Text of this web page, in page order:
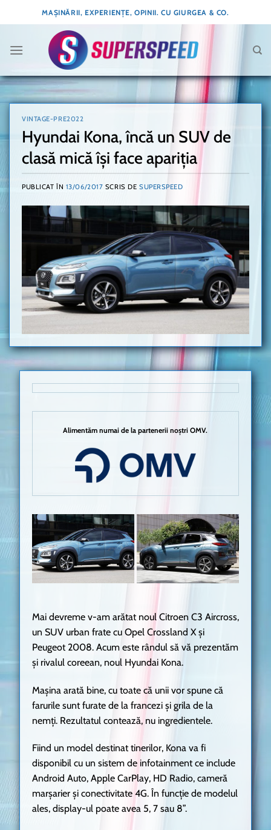
to
MAȘINĂRII, EXPERIENȚE, OPINII. CU GIURGEA & CO.
VINTAGE-PRE2022
Hyundai Kona, încă un SUV de
clasă mică își face apariția
PUBLICAT ÎN 13/06/2017 SCRIS DE SUPERSPEED
Alimentăm numai de la partenerii noștri OMV.
Mai devreme v-am arătat noul Citroen C3 Aircross,
un SUV urban frate cu Opel Crossland X și
Peugeot 2008. Acum este rândul să vă prezentăm
și rivalul coreean, noul Hyundai Kona.
Mașina arată bine, cu toate că unii vor spune că
farurile sunt furate de la francezi și grila de la
nemți. Rezultatul contează, nu ingredientele.
Fiind un model destinat tinerilor, Kona va fi
disponibil cu un sistem de infotainment ce include
Android Auto, Apple CarPlay, HD Radio, cameră
marșarier și conectivitate 4G. În funcție de modelul
ales, display-ul poate avea 5, 7 sau 8”.